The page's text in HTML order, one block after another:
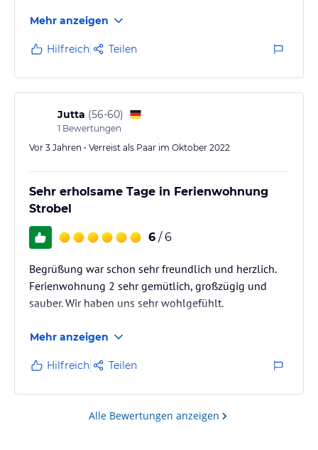
Mehr anzeigen
Hilfreich Teilen
Jutta (56-60)
1 Bewertungen
Vor 3 Jahren • Verreist als Paar im Oktober 2022
Sehr erholsame Tage in Ferienwohnung
Strobel
6 / 6
Begrüßung war schon sehr freundlich und herzlich.
Ferienwohnung 2 sehr gemütlich, großzügig und
sauber. Wir haben uns sehr wohlgefühlt.
Mehr anzeigen
Hilfreich Teilen
Alle Bewertungen anzeigen